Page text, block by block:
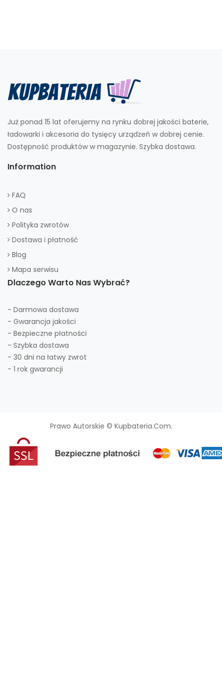
Już ponad 15 lat oferujemy na rynku dobrej jakości baterie,
ładowarki i akcesoria do tysięcy urządzeń w dobrej cenie.
Dostępność produktów w magazynie. Szybka dostawa.
Information
FAQ
O nas
Polityka zwrotów
Dostawa i płatność
Blog
Mapa serwisu
Dlaczego Warto Nas Wybrać?
- Darmowa dostawa
- Gwarancja jakości
- Bezpieczne płatności
- Szybka dostawa
- 30 dni na łatwy zwrot
- 1 rok gwarancji
Prawo Autorskie © Kupbateria.com.